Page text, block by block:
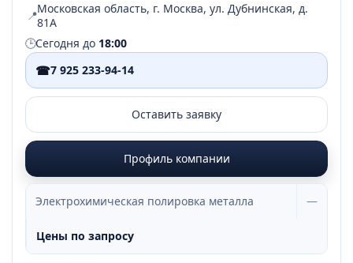
📍Московская область, г. Москва, ул. Дубнинская, д.
81А
🕒Сегодня до 18:00
☎7 925 233-94-14
Оставить заявку
Профиль компании
Электрохимическая полировка металла —
Цены по запросу